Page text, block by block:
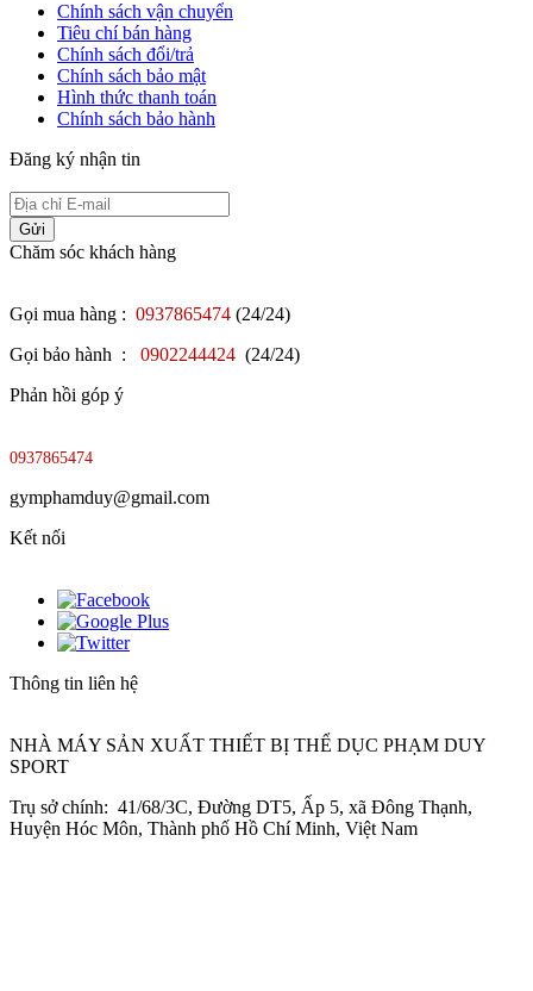
Chính sách vận chuyển
Tiêu chí bán hàng
Chính sách đổi/trả
Chính sách bảo mật
Hình thức thanh toán
Chính sách bảo hành
Đăng ký nhận tin
Gửi
Chăm sóc khách hàng
Gọi mua hàng : 0937865474 (24/24)
Gọi bảo hành :
0902244424 (24/24)
Phản hồi góp ý
0937865474
gymphamduy@gmail.com
Kết nối
Thông tin liên hệ
NHÀ MÁY SẢN XUẤT THIẾT BỊ THỂ DỤC PHẠM DUY
SPORT
Trụ sở chính: 41/68/3C, Đường DT5, Ấp 5, xã Đông Thạnh,
Huyện Hóc Môn, Thành phố Hồ Chí Minh, Việt Nam